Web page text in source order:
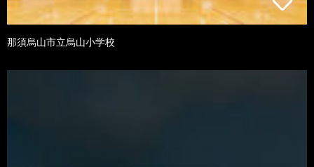
那須烏山市立烏山小学校